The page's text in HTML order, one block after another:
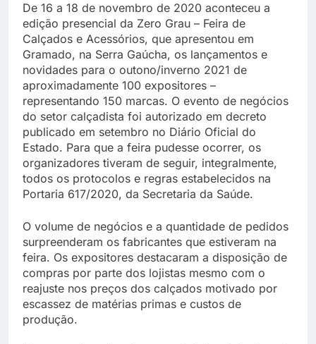
De 16 a 18 de novembro de 2020 aconteceu a
edição presencial da Zero Grau – Feira de
Calçados e Acessórios, que apresentou em
Gramado, na Serra Gaúcha, os lançamentos e
novidades para o outono/inverno 2021 de
aproximadamente 100 expositores –
representando 150 marcas. O evento de negócios
do setor calçadista foi autorizado em decreto
publicado em setembro no Diário Oficial do
Estado. Para que a feira pudesse ocorrer, os
organizadores tiveram de seguir, integralmente,
todos os protocolos e regras estabelecidos na
Portaria 617/2020, da Secretaria da Saúde.
O volume de negócios e a quantidade de pedidos
surpreenderam os fabricantes que estiveram na
feira. Os expositores destacaram a disposição de
compras por parte dos lojistas mesmo com o
reajuste nos preços dos calçados motivado por
escassez de matérias primas e custos de
produção.